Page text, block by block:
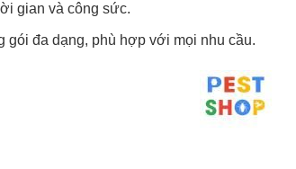
gian và công sức.
gói đa dạng, phù hợp với mọi nhu cầu.